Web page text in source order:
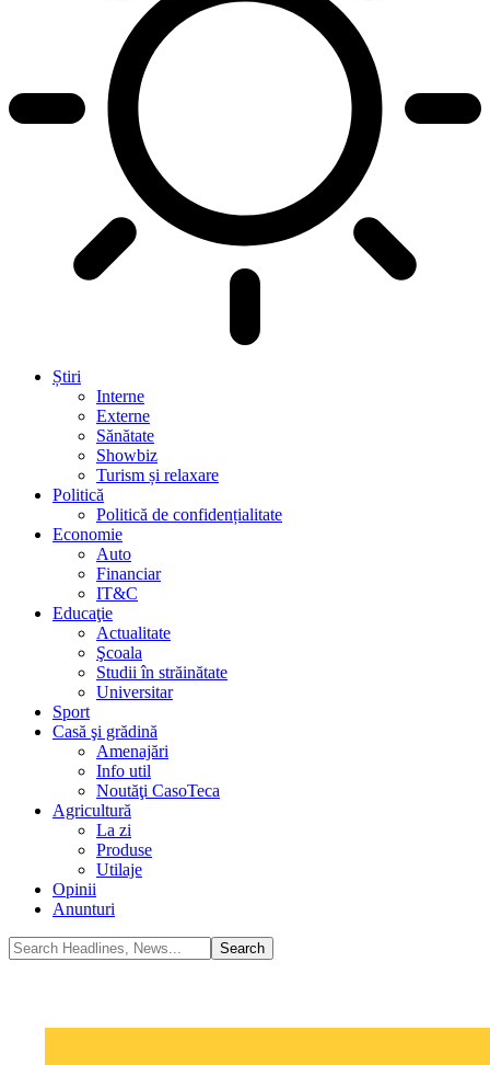
Știri
Interne
Externe
Sănătate
Showbiz
Turism și relaxare
Politică
Politică de confidențialitate
Economie
Auto
Financiar
IT&C
Educaţie
Actualitate
Şcoala
Studii în străinătate
Universitar
Sport
Casă şi grădină
Amenajări
Info util
Noutăţi CasoTeca
Agricultură
La zi
Produse
Utilaje
Opinii
Anunturi